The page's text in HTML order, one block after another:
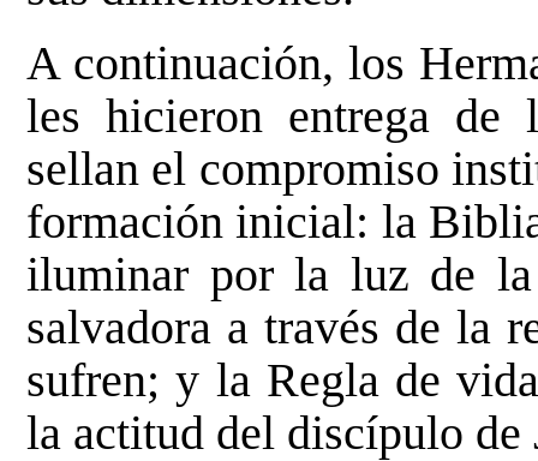
A continuación, los
les hicieron entrega de
sellan el compromiso
formación inicial: la
iluminar por la luz de
salvadora a través de la
sufren; y la Regla de
la actitud del discípulo de